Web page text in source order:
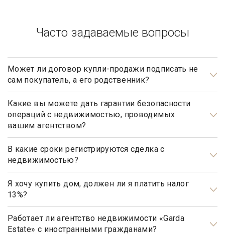
Часто задаваемые вопросы
Может ли договор купли-продажи подписать не
сам покупатель, а его родственник?
Может, но для этого необходимо иметь действующую
нотариально заверенную доверенность.
Какие вы можете дать гарантии безопасности
операций с недвижимостью, проводимых
вашим агентством?
Наше агентство элитной недвижимости осуществляет
полный контроль над каждым шагом сделки, оказывает
полное юридическое сопровождение на всех этапах
сотрудничества, что гарантирует вашу безопасность и
«чистоту» сделки.
В какие сроки регистрируются сделка с
недвижимостью?
Общим сроком для регистрации прав на недвижимое
имущество и сделок с ним является один месяц. Некоторые
виды регистрационных действий осуществляются в более
короткие сроки.
Я хочу купить дом, должен ли я платить налог
13%?
Нет, не должны. Платить налог 13% будет только продавец,
налог рассчитывается на прибыль.
Работает ли агентство недвижимости «Garda
Estate» с иностранными гражданами?